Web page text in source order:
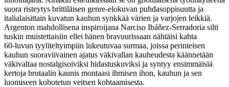
suora risteytys brittiläisen genre-elokuvan puhdasoppisuutta ja
italialaisittain kuvatun kauhun synkkää värien ja varjojen leikkiä.
Argenton mahdollisena inspiroijana Narciso Ibáñez-Serradoria silti
tuskin muistettaisiin ellei hänen bravuurissaan nähtäisi kahta
60‑luvun tyyliteltyimpiin lukeutuvaa surmaa, joissa perinteisen
kauhun suoraviivainen ajatus väkivallan kauheudesta käännetään
väkivaltaa nostalgisoiviksi hidastuskuviksi ja syntyy ensimmäisiä
kertoja brutaalin kaunis montaasi ihmisen ihon, kauhun ja sen
luomiseen kohotetun veitsen kohtaamisesta.